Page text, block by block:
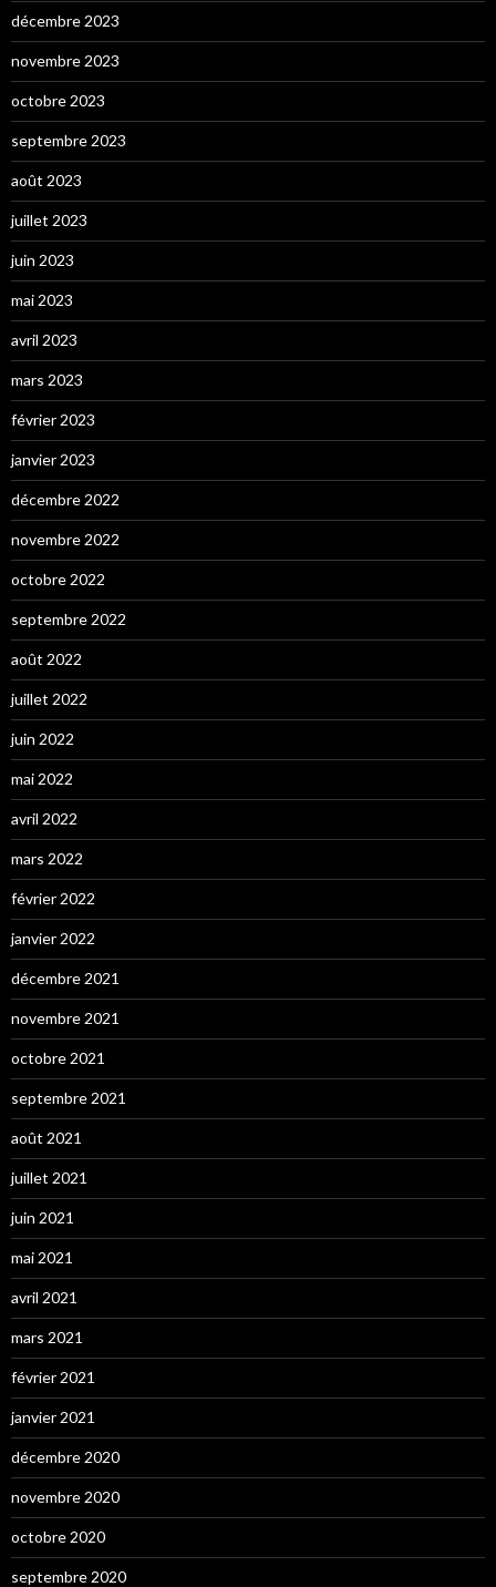
décembre 2023
novembre 2023
octobre 2023
septembre 2023
août 2023
juillet 2023
juin 2023
mai 2023
avril 2023
mars 2023
février 2023
janvier 2023
décembre 2022
novembre 2022
octobre 2022
septembre 2022
août 2022
juillet 2022
juin 2022
mai 2022
avril 2022
mars 2022
février 2022
janvier 2022
décembre 2021
novembre 2021
octobre 2021
septembre 2021
août 2021
juillet 2021
juin 2021
mai 2021
avril 2021
mars 2021
février 2021
janvier 2021
décembre 2020
novembre 2020
octobre 2020
septembre 2020